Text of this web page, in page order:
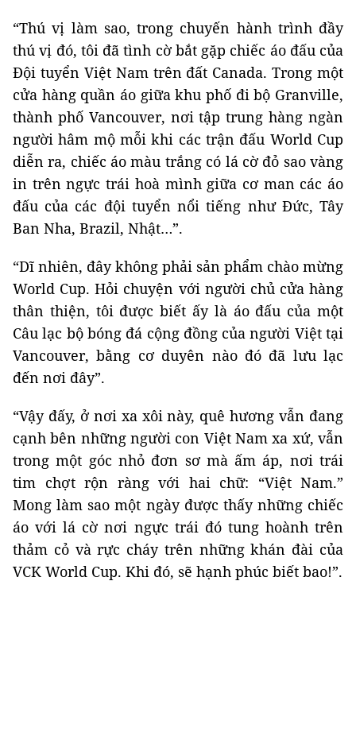
“Thú vị làm sao, trong chuyến hành trình đầy
thú vị đó, tôi đã tình cờ bắt gặp chiếc áo đấu của
Đội tuyển Việt Nam trên đất Canada. Trong một
cửa hàng quần áo giữa khu phố đi bộ Granville,
thành phố Vancouver, nơi tập trung hàng ngàn
người hâm mộ mỗi khi các trận đấu World Cup
diễn ra, chiếc áo màu trắng có lá cờ đỏ sao vàng
in trên ngực trái hoà mình giữa cơ man các áo
đấu của các đội tuyển nổi tiếng như Đức, Tây
Ban Nha, Brazil, Nhật…”.
“Dĩ nhiên, đây không phải sản phẩm chào mừng
World Cup. Hỏi chuyện với người chủ cửa hàng
thân thiện, tôi được biết ấy là áo đấu của một
Câu lạc bộ bóng đá cộng đồng của người Việt tại
Vancouver, bằng cơ duyên nào đó đã lưu lạc
đến nơi đây”.
“Vậy đấy, ở nơi xa xôi này, quê hương vẫn đang
cạnh bên những người con Việt Nam xa xứ, vẫn
trong một góc nhỏ đơn sơ mà ấm áp, nơi trái
tim chợt rộn ràng với hai chữ: “Việt Nam.”
Mong làm sao một ngày được thấy những chiếc
áo với lá cờ nơi ngực trái đó tung hoành trên
thảm cỏ và rực cháy trên những khán đài của
VCK World Cup. Khi đó, sẽ hạnh phúc biết bao!”.